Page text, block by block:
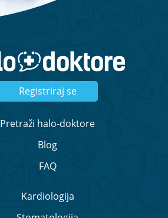
Registriraj se
Pretraži halo-doktore
Blog
FAQ
Kardiologija